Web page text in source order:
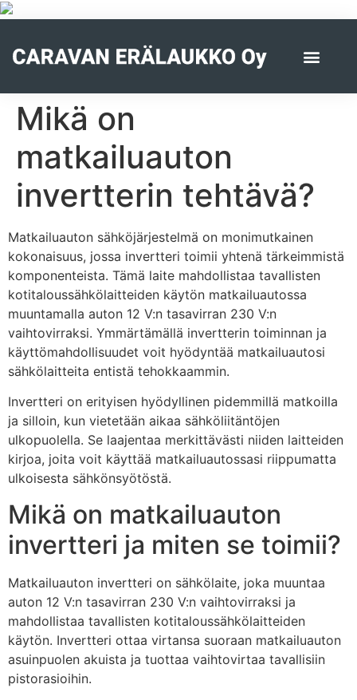
Mikä on
matkailuauton
invertterin tehtävä?
Matkailuauton sähköjärjestelmä on monimutkainen
kokonaisuus, jossa invertteri toimii yhtenä tärkeimmistä
komponenteista. Tämä laite mahdollistaa tavallisten
kotitaloussähkölaitteiden käytön matkailuautossa
muuntamalla auton 12 V:n tasavirran 230 V:n
vaihtovirraksi. Ymmärtämällä invertterin toiminnan ja
käyttömahdollisuudet voit hyödyntää matkailuautosi
sähkölaitteita entistä tehokkaammin.
Invertteri on erityisen hyödyllinen pidemmillä matkoilla
ja silloin, kun vietetään aikaa sähköliitäntöjen
ulkopuolella. Se laajentaa merkittävästi niiden laitteiden
kirjoa, joita voit käyttää matkailuautossasi riippumatta
ulkoisesta sähkönsyötöstä.
Mikä on matkailuauton
invertteri ja miten se toimii?
Matkailuauton invertteri on sähkölaite, joka muuntaa
auton 12 V:n tasavirran 230 V:n vaihtovirraksi ja
mahdollistaa tavallisten kotitaloussähkölaitteiden
käytön. Invertteri ottaa virtansa suoraan matkailuauton
asuinpuolen akuista ja tuottaa vaihtovirtaa tavallisiin
pistorasioihin.